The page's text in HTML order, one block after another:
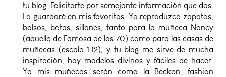
tu blog. Felicitarte por semejante información que das.
Lo guardaré en mis favoritos. Yo reproduzco zapatos,
bolsos, botas, sillones, tanto para la muñeca Nancy
(aquella de Famosa de los 70) como para las casas de
muñecas (escala 1.12), y tu blog me sirve de mucha
inspiración, hay modelos divinos y fáciles de hacer.
Ya mis muñecas serán como la Beckan, fashion